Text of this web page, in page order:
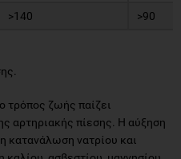
>140 >90
τρόπος ζωής παίζει
αρτηριακής πίεσης. Η αύξηση
κατανάλωση νατρίου και